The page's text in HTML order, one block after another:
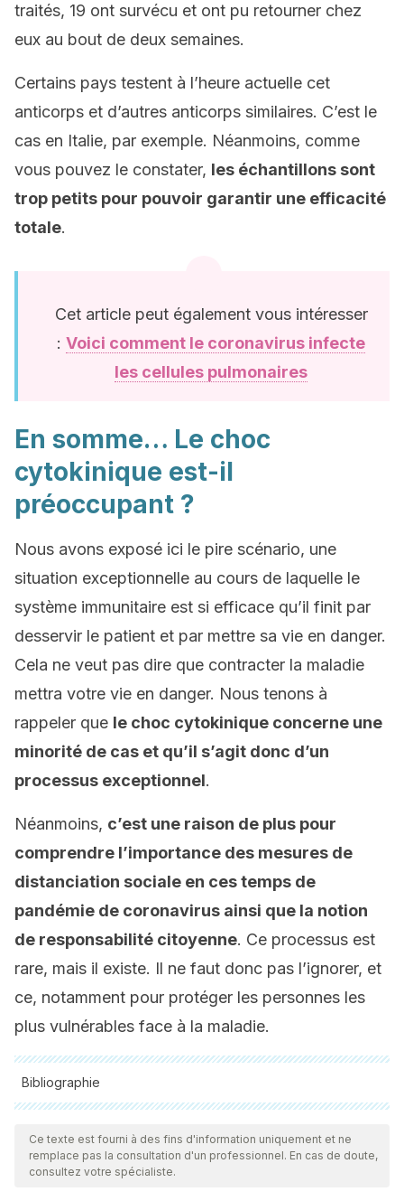
traités, 19 ont survécu et ont pu retourner chez
eux au bout de deux semaines.
Certains pays testent à l’heure actuelle cet
anticorps et d’autres anticorps similaires. C’est le
cas en Italie, par exemple. Néanmoins, comme
vous pouvez le constater, les échantillons sont
trop petits pour pouvoir garantir une efficacité
totale.
Cet article peut également vous intéresser
: Voici comment le coronavirus infecte
les cellules pulmonaires
En somme… Le choc
cytokinique est-il
préoccupant ?
Nous avons exposé ici le pire scénario, une
situation exceptionnelle au cours de laquelle le
système immunitaire est si efficace qu’il finit par
desservir le patient et par mettre sa vie en danger.
Cela ne veut pas dire que contracter la maladie
mettra votre vie en danger. Nous tenons à
rappeler que le choc cytokinique concerne une
minorité de cas et qu’il s’agit donc d’un
processus exceptionnel.
Néanmoins, c’est une raison de plus pour
comprendre l’importance des mesures de
distanciation sociale en ces temps de
pandémie de coronavirus ainsi que la notion
de responsabilité citoyenne. Ce processus est
rare, mais il existe. Il ne faut donc pas l’ignorer, et
ce, notamment pour protéger les personnes les
plus vulnérables face à la maladie.
Bibliographie
Toutes les sources citées ont été examinées en profondeur
par notre équipe pour garantir leur qualité, leur fiabilité, leur
actualité et leur validité. La bibliographie de cet article a été
Ce texte est fourni à des fins d'information uniquement et ne
remplace pas la consultation d'un professionnel. En cas de doute,
consultez votre spécialiste.